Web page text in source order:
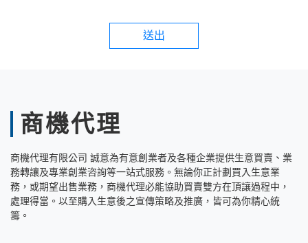
送出
商機代理
商機代理有限公司 誠意為有意創業者及各種企業提供生意買賣、業
務轉讓及專業創業咨詢等一站式服務。無論你正計劃買入生意業
務，或期望出售業務，商機代理必能協助買賣雙方在頂讓過程中，
處理得當。以至購入生意後之宣傳策略及推廣，皆可為你精心統
籌。